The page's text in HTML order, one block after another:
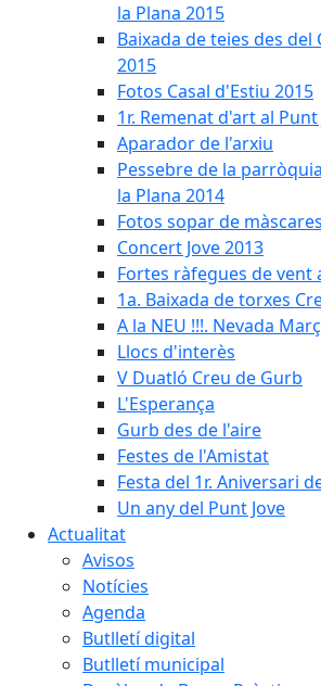
la Plana 2015
Baixada de teies des del
2015
Fotos Casal d'Estiu 2015
1r. Remenat d'art al Punt
Aparador de l'arxiu
Pessebre de la
la Plana 2014
Fotos sopar de màscares
Concert Jove 2013
Fortes ràfegues de vent
1a. Baixada de torxes
A la NEU !!!. Nevada
Llocs d'interès
V Duatló Creu de Gurb
L'Esperança
Gurb des de l'aire
Festes de l'Amistat
Festa del 1r. Aniversari
Un any del Punt Jove
Actualitat
Avisos
Notícies
Agenda
Butlletí digital
Butlletí municipal